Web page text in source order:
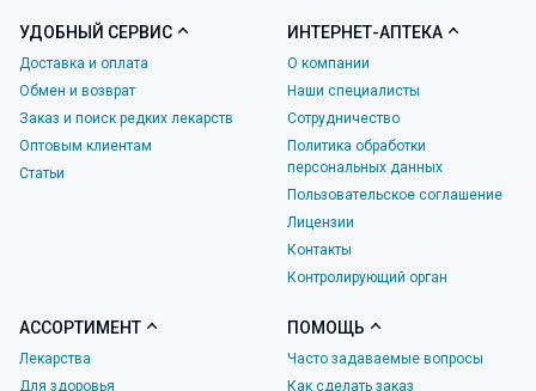
УДОБНЫЙ СЕРВИС
Доставка и оплата
Обмен и возврат
Заказ и поиск редких лекарств
Оптовым клиентам
Статьи
ИНТЕРНЕТ-АПТЕКА
О компании
Наши специалисты
Сотрудничество
Политика обработки
персональных данных
Пользовательское соглашение
Лицензии
Контакты
Контролирующий орган
АССОРТИМЕНТ
Лекарства
Для здоровья
ПОМОЩЬ
Часто задаваемые вопросы
Как сделать заказ